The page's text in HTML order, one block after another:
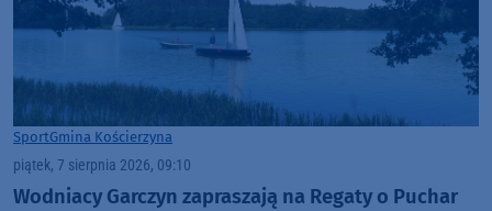
SportGmina Kościerzyna
piątek, 7 sierpnia 2026, 09:10
Wodniacy Garczyn zapraszają na Regaty o Puchar